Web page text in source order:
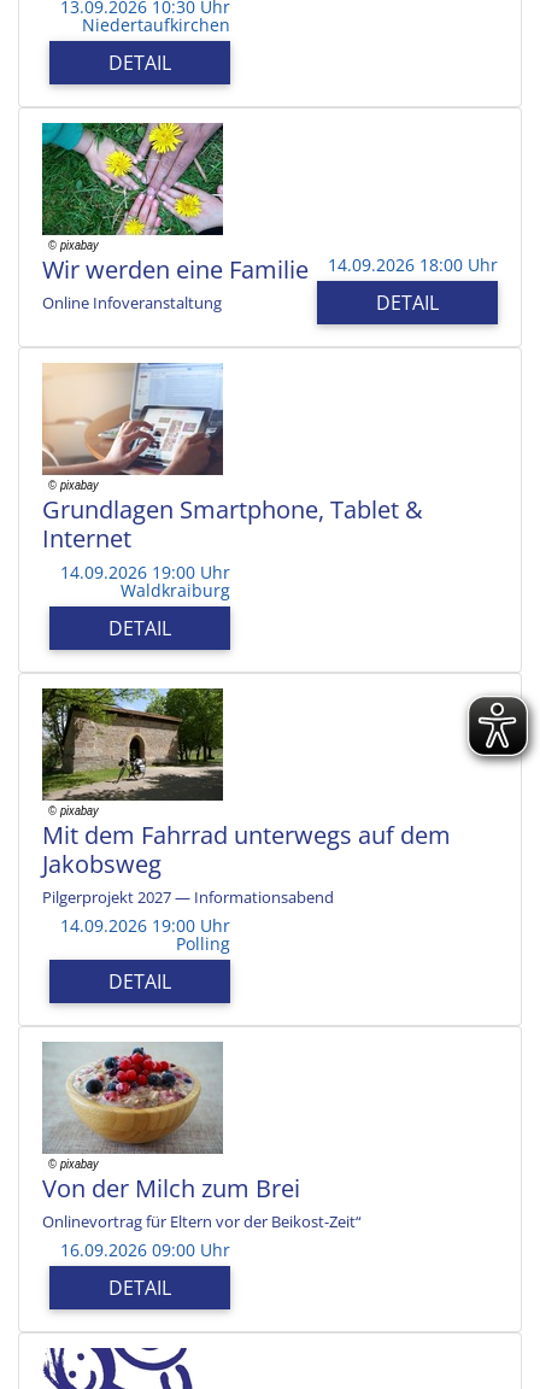
13.09.2026 10:30 Uhr
Niedertaufkirchen
DETAIL
Wir werden eine Familie
Online Infoveranstaltung
14.09.2026 18:00 Uhr
DETAIL
Grundlagen Smartphone, Tablet &
Internet
14.09.2026 19:00 Uhr
Waldkraiburg
DETAIL
Mit dem Fahrrad unterwegs auf dem
Jakobsweg
Pilgerprojekt 2027 — Informationsabend
14.09.2026 19:00 Uhr
Polling
DETAIL
Von der Milch zum Brei
Onlinevortrag für Eltern vor der Beikost-Zeit“
16.09.2026 09:00 Uhr
DETAIL